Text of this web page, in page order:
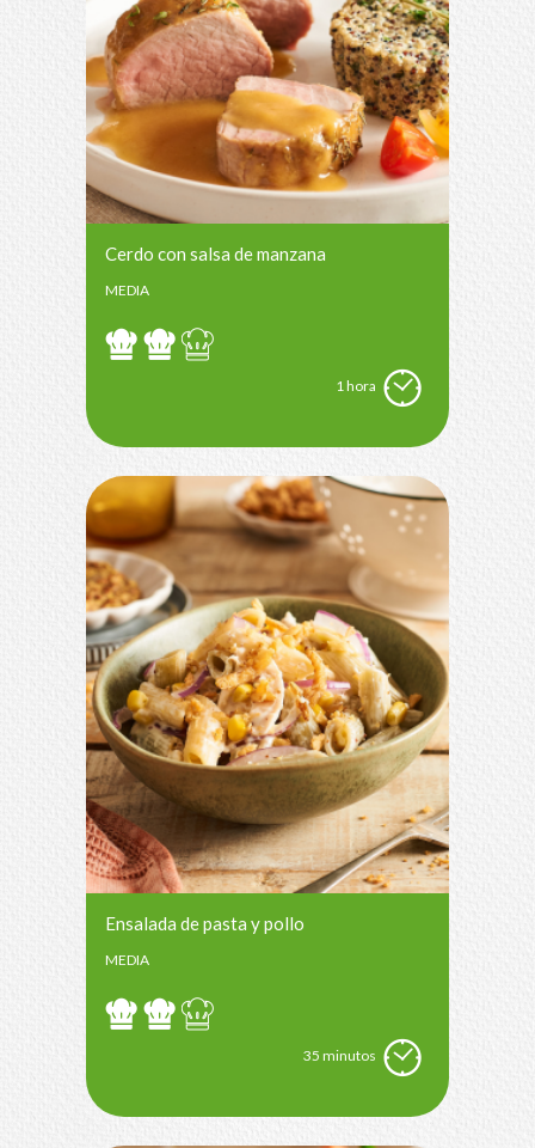
Cerdo con salsa de manzana
MEDIA
1 hora
Ensalada de pasta y pollo
MEDIA
35 minutos